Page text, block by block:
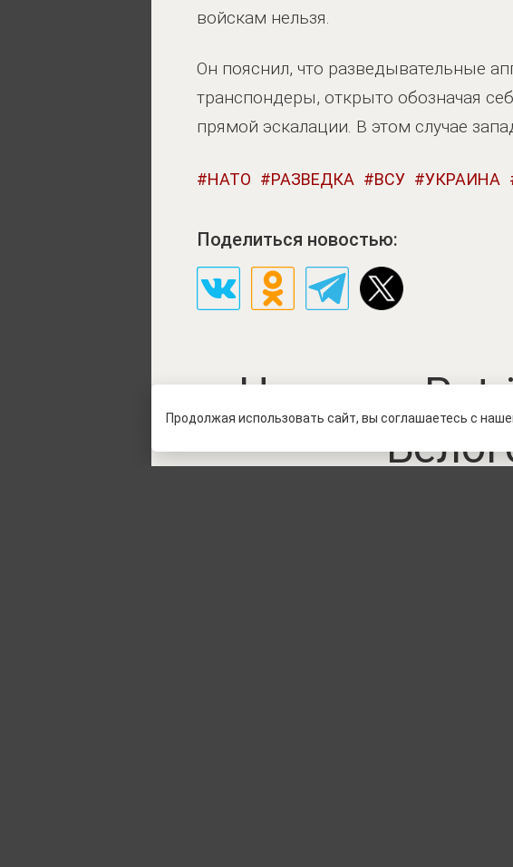
войскам нельзя.
Он пояснил, что разведывательные
транспондеры, открыто обозначая
прямой эскалации. В этом случае
НАТО РАЗВЕДКА ВСУ УКРАИНА
Поделиться новостью:
Никаких
Продолжая использовать сайт, вы соглашаетесь с